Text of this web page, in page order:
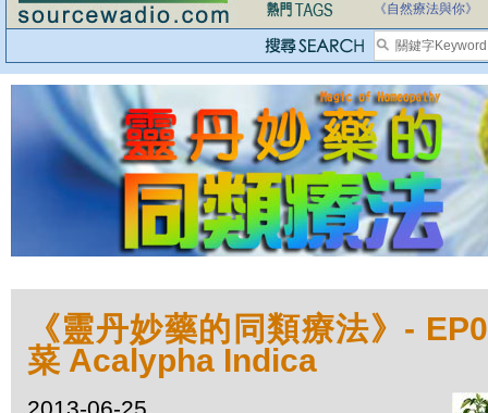
《自然療法與你》
《靈丹妙藥的同類療法》-
菜 Acalypha Indica